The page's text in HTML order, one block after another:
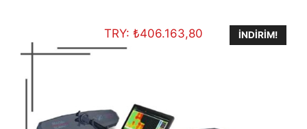
€3.700,00.
TRY: ₺406.163,80 İNDIRIM!